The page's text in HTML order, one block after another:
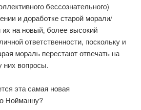
бессознательного)
и доработке старой морали/
их на новый, более высокий
ответственности, поскольку и
мораль перестают отвечать на
них вопросы.
эта самая новая
Нойманну?